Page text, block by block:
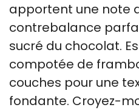
apportent une note
contrebalance
sucré du chocolat.
compotée de
couches pour une
fondante. Croyez-